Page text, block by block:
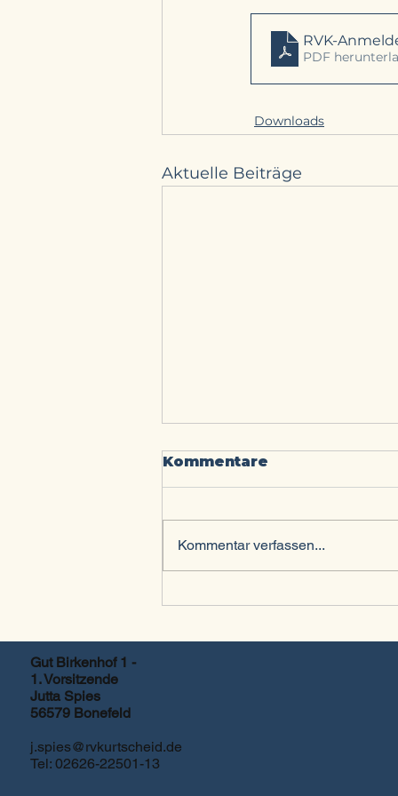
RVK-
PDF
Downloads
Aktuelle Beiträge
Kommentare
Kommentar verfassen...
Gut Birkenhof 1 -
1. Vorsitzende
Jutta Spies
56579 Bonefeld
j.spies@rvkurtscheid.de
Tel: 02626-22501-13